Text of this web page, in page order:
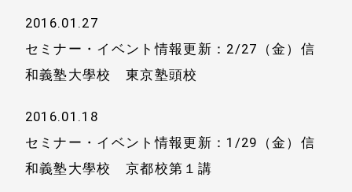
ホーム 会社情報
2016.01.27
セミナー・イベント情報更新：2/27（金）信
和義塾大學校 東京塾頭校
2016.01.18
セミナー・イベント情報更新：1/29（金）信
和義塾大學校 京都校第１講